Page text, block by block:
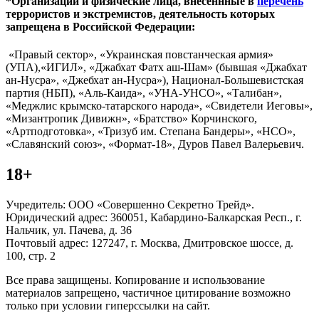
террористов и экстремистов, деятельность которых
запрещена в Российской Федерации:
«Правый сектор», «Украинская повстанческая армия»
(УПА),«ИГИЛ», «Джабхат Фатх аш-Шам» (бывшая «Джабхат
ан-Нусра», «Джебхат ан-Нусра»), Национал-Большевистская
партия (НБП), «Аль-Каида», «УНА-УНСО», «Талибан»,
«Меджлис крымско-татарского народа», «Свидетели Иеговы»,
«Мизантропик Дивижн», «Братство» Корчинского,
«Артподготовка», «Тризуб им. Степана Бандеры», «НСО»,
«Славянский союз», «Формат-18», Дуров Павел Валерьевич.
18+
Учредитель: ООО «Совершенно Секретно Трейд».
Юридический адрес: 360051, Кабардино-Балкарская Респ., г.
Нальчик, ул. Пачева, д. 36
Почтовый адрес: 127247, г. Москва, Дмитровское шоссе, д.
100, стр. 2
Все права защищены. Копирование и использование
материалов запрещено, частичное цитирование возможно
только при условии гиперссылки на сайт.